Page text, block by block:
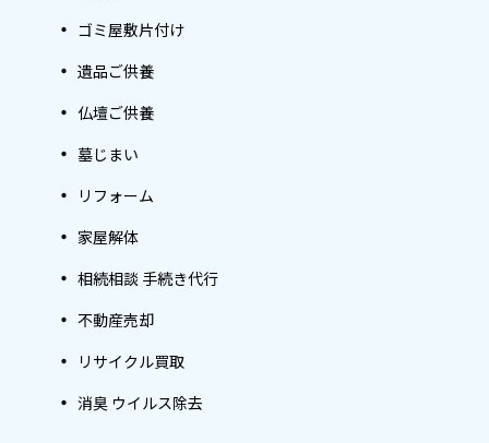
ゴミ屋敷片付け
遺品ご供養
仏壇ご供養
墓じまい
リフォーム
家屋解体
相続相談 手続き代行
不動産売却
リサイクル買取
消臭 ウイルス除去